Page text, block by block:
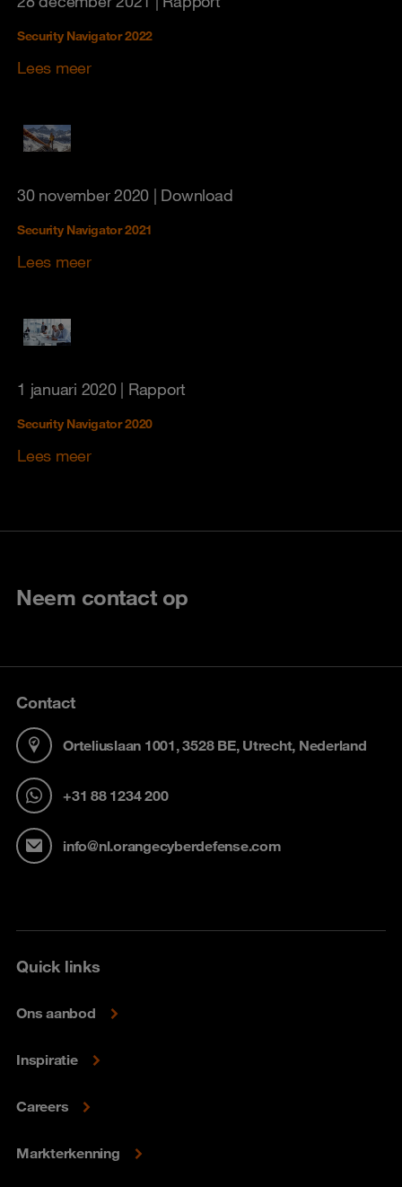
Security Navigator 2022
Lees meer
30 november 2020 | Download
Security Navigator 2021
Lees meer
1 januari 2020| Rapport
Security Navigator 2020
Lees meer
Neem contact op
Contact
Orteliuslaan 1001, 3528 BE, Utrecht, Nederland
+31 88 1234 200
info@nl.orangecyberdefense.com
Quick links
Ons aanbod
Inspiratie
Careers
Markterkenning